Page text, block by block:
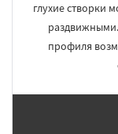
глухие створки
профиля